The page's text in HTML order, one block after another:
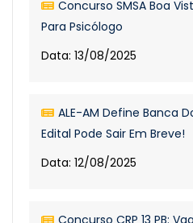
Concurso SMSA Boa
Para Psicólogo
Data: 13/08/2025
ALE-AM Define Banca
Edital Pode Sair Em Breve!
Data: 12/08/2025
Concurso CRP 13 PB: